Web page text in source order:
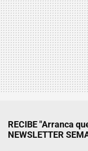
RECIBE "Arranca
NEWSLETTER